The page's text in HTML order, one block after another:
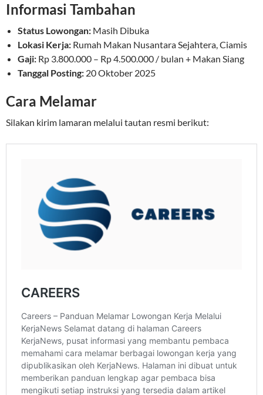
Informasi Tambahan
Status Lowongan: Masih Dibuka
Lokasi Kerja: Rumah Makan Nusantara Sejahtera, Ciamis
Gaji: Rp 3.800.000 – Rp 4.500.000 / bulan + Makan Siang
Tanggal Posting: 20 Oktober 2025
Cara Melamar
Silakan kirim lamaran melalui tautan resmi berikut: